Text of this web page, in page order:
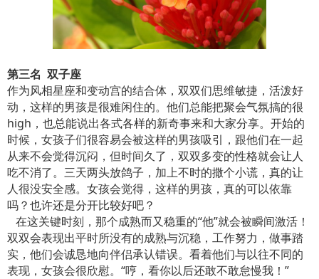
第三名 双子座
作为风相星座和变动宫的结合体，双双们思维敏捷，活泼好
动，这样的男孩是很难闲住的。他们总能把聚会气氛搞的很
high，也总能说出各式各样的新奇事来和大家分享。开始的
时候，女孩子们很容易会被这样的男孩吸引，跟他们在一起
从来不会觉得沉闷，但时间久了，双双多变的性格就会让人
吃不消了。三天两头放鸽子，加上不时的撒个小谎，真的让
人很没安全感。女孩会觉得，这样的男孩，真的可以依靠
吗？也许还是分开比较好吧？
在这关键时刻，那个成熟而又稳重的“他”就会被瞬间激活！
双双会表现出平时所没有的成熟与沉稳，工作努力，做事踏
实，他们会诚恳地向伴侣承认错误。看着他们与以往不同的
表现，女孩会很欣慰。“哼，看你以后还敢不敢怠慢我！”